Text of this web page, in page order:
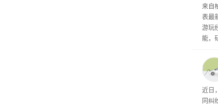
内
来自
表最
游玩
能，
训练
近日
同纠